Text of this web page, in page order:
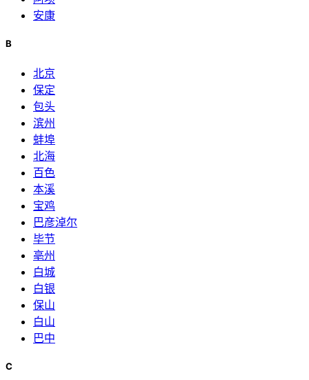
安康
B
北京
保定
包头
滨州
蚌埠
北海
百色
本溪
宝鸡
巴彦淖尔
毕节
亳州
白城
白银
保山
白山
巴中
C